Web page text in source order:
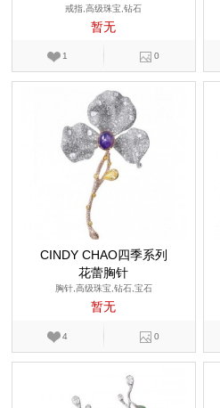
戒指,高级珠宝,钻石
暂无
1 0
CINDY CHAO四季系列
花蕾胸针
胸针,高级珠宝,钻石,宝石
暂无
4 0